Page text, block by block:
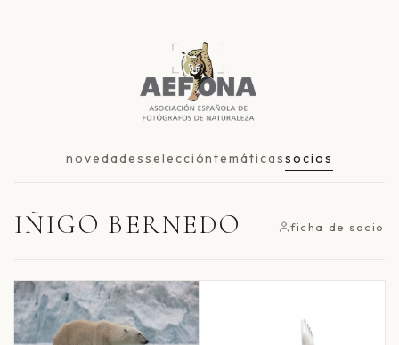
novedadesseleccióntemáticassocios
IÑIGO BERNEDO ficha de socio